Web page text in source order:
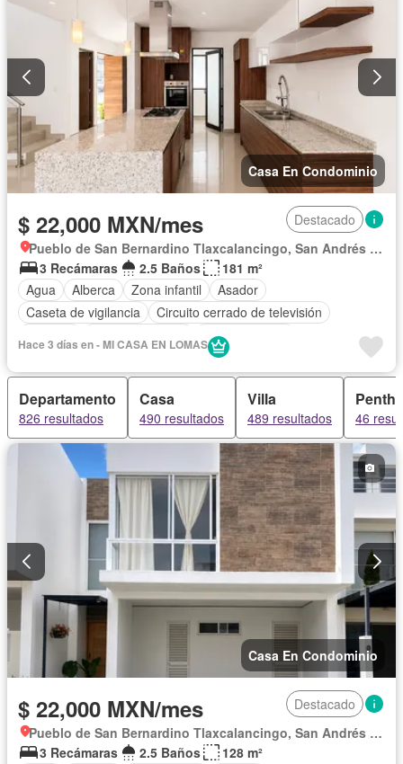
Estacionamiento Gas natural
Internet
Despacho
Recámara con closet
Azotea
Sala polivalente Seguridad
Televisión por cable
Terraza
Vista panorámica
Zonas verdes
Solo familias
Completamente amueblado
Casa En Condominio
$ 22,000 MXN/mes
Destacado
Pueblo de San Bernardino Tlaxcalancingo, San Andrés Cholula
3 Recámaras
2.5 Baños
181 m²
Agua
Alberca Zona infantil
Asador
Caseta de vigilancia
Circuito cerrado de televisión
Cocina integral
Cuarto de servicio
Estacionamiento
Gas natural Internet Jacuzzi
Jardín
Recámara con closet
Azotea
Sala polivalente
Seguridad
Televisión por cable
Terraza
Vista panorámica
Wifi Zonas verdes
Solo familias
Sin amueblar
Hace 3 días en - MI CASA EN LOMAS
Departamento
826 resultados
Casa
490 resultados
Villa
489 resultados 46
Casa En Condominio
$ 22,000 MXN/mes
Destacado
Pueblo de San Bernardino Tlaxcalancingo, San Andrés Cholula
3 Recámaras
2.5 Baños
128 m²